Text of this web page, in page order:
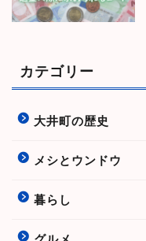
カテゴリー
大井町の歴史
メシとウンドウ
暮らし